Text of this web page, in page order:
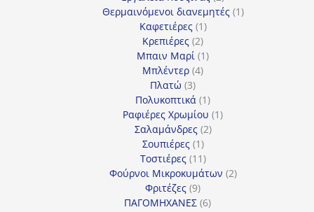
προϊόντα
Θερμαινόμενοι διανεμητές 11
Καφετιέρες 11
προϊόν
Κρεπιέρες 22
προϊόντα
Μπαιν Μαρί 11
Μπλέντερ 44
Πλατώ 33
προϊόντα
Πολυκοπτικά 11
προϊόν
Ραφιέρες Χρωμίου 11
Σαλαμάνδρες 22
Σουπιέρες 11
προϊόν
Τοστιέρες 1111
προϊόντα
Φούρνοι Μικροκυμάτων 22
Φριτέζες 99
προϊόντα
ΠΑΓΟΜΗΧΑΝΕΣ 66